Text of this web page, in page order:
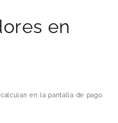
en
en la pantalla de pago.